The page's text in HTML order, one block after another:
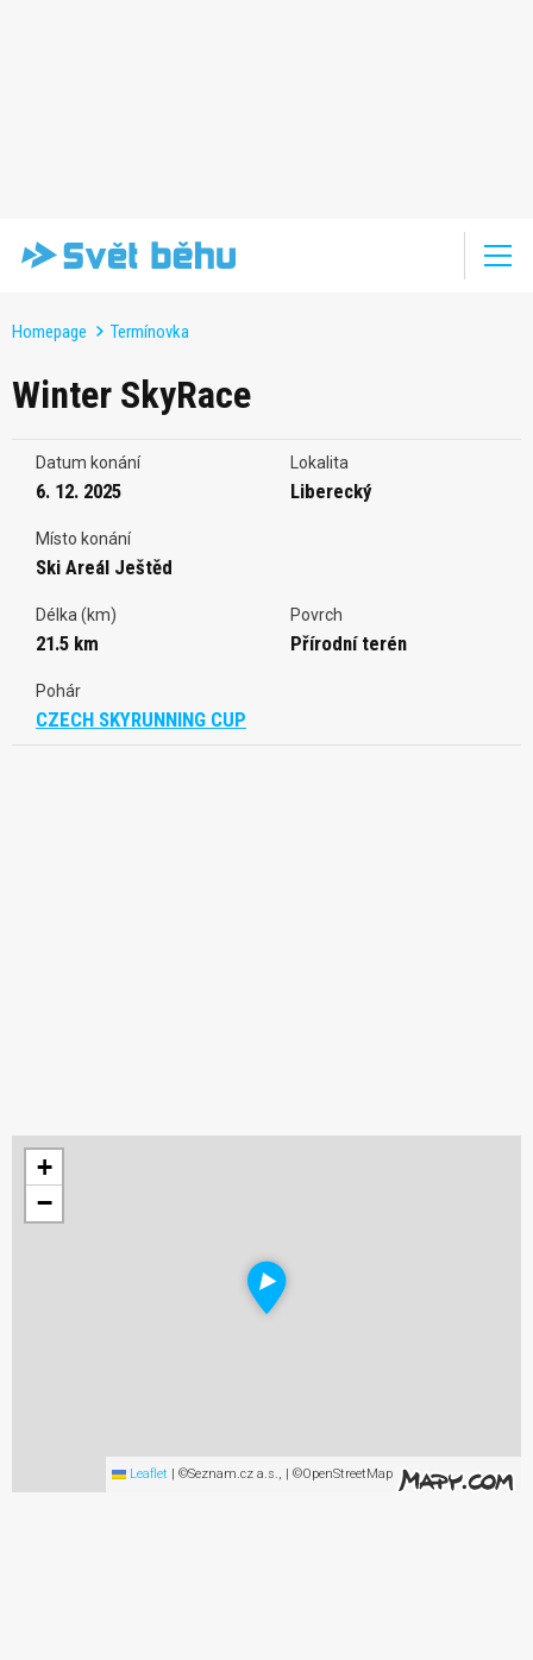
Homepage Termínovka
Winter SkyRace
Datum konání
6. 12. 2025
Lokalita
Liberecký
Místo konání
Ski Areál Ještěd
Délka (km)
21.5 km
Povrch
Přírodní terén
Pohár
CZECH SKYRUNNING CUP
+
−
Leaflet | ©Seznam.cz a.s., | ©OpenStreetMap